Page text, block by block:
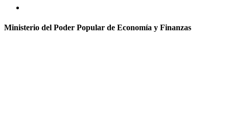
Ministerio del Poder Popular de Economía y Finanzas